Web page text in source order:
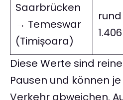
Saarbrücken
→ Temeswar
(Timișoara)
rund
Diese Werte sind
Pausen und können